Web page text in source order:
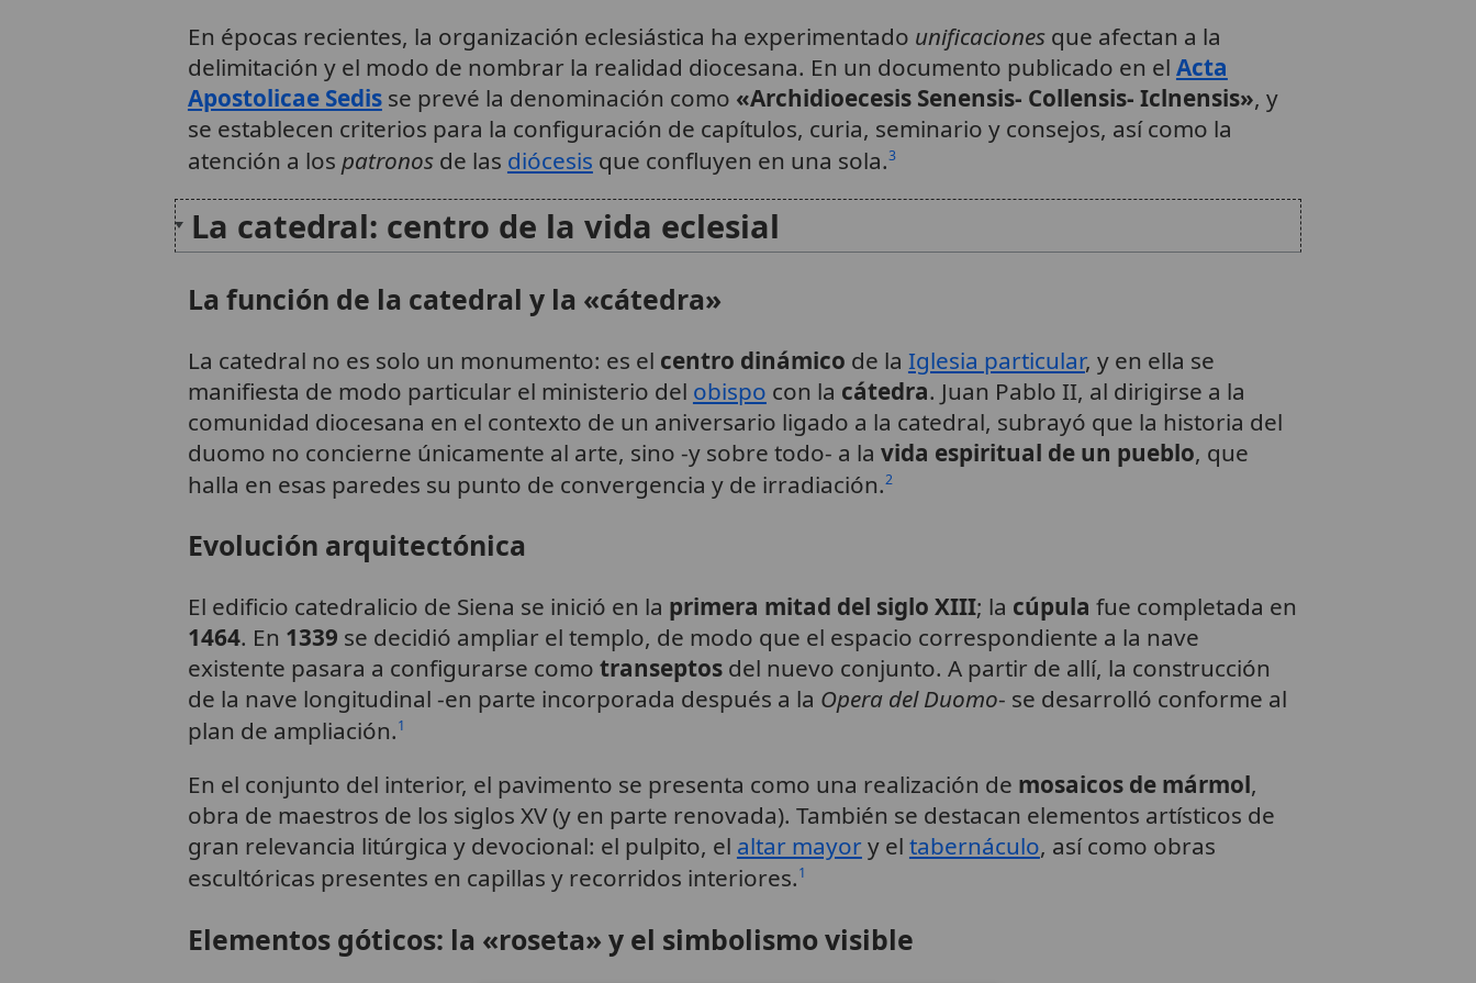
En épocas recientes, la organización eclesiástica ha experimentado unificacionesque afectan a la
delimitación y el modo de nombrar la realidad diocesana. En un documento publicado en el Acta
Apostolicae Sedisse prevé la denominación como «Archidioecesis Senensis- Collensis- Iclnensis», y
se establecen criterios para la configuración de capítulos, curia, seminario y consejos, así como la
atención a los patronosde las diócesis que confluyen en una sola.3
La catedral: centro de la vida eclesial
La función de la catedral y la «cátedra»
La catedral no es solo un monumento: es el centro dinámico de la Iglesia particular, y en ella se
manifiesta de modo particular el ministerio del obispo con la cátedra. Juan Pablo II, al dirigirse a la
comunidad diocesana en el contexto de un aniversario ligado a la catedral, subrayó que la historia del
duomo no concierne únicamente al arte, sino -y sobre todo- a la vida espiritual de un pueblo, que
halla en esas paredes su punto de convergencia y de irradiación.2
Evolución arquitectónica
El edificio catedralicio de Siena se inició en la primera mitad del siglo XIII; la cúpula fue completada en
1464. En 1339 se decidió ampliar el templo, de modo que el espacio correspondiente a la nave
existente pasara a configurarse como transeptosdel nuevo conjunto. A partir de allí, la construcción
de la nave longitudinal -en parte incorporada después a la Opera del Duomo- se desarrolló conforme al
plan de ampliación.1
En el conjunto del interior, el pavimento se presenta como una realización de mosaicos de mármol,
obra de maestros de los siglos XV (y en parte renovada). También se destacan elementos artísticos de
gran relevancia litúrgica y devocional: el pulpito, el altar mayory el tabernáculo, así como obras
escultóricas presentes en capillas y recorridos interiores.1
Elementos góticos: la «roseta» y el simbolismo visible